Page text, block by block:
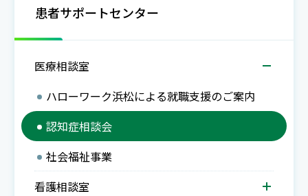
患者サポートセンター
医療相談室
ハローワーク浜松による就職支援のご案内
認知症相談会
社会福祉事業
看護相談室